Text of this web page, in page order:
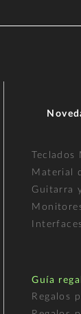
Teclados
Material
Guitarra
Guía
Regalos